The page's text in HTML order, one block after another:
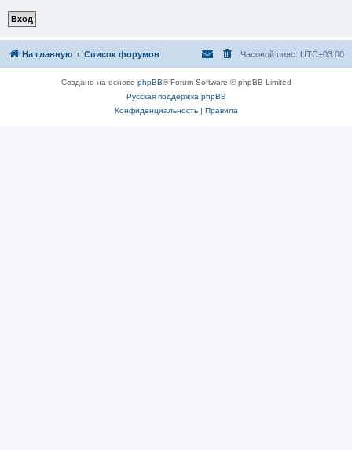
На главную Список форумов Часовой пояс: UTC+03:00
Создано на основе phpBB® Forum Software © phpBB Limited
Русская поддержка phpBB
Конфиденциальность| Правила